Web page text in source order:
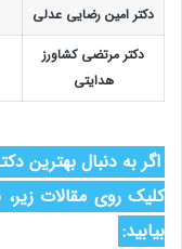
دکتر امین رضایی عدلی
دکتر مرتضی کشاورز
هدایتی
اگر به دنبال بهترین
کلیک روی مقالات زیر،
بیابید: